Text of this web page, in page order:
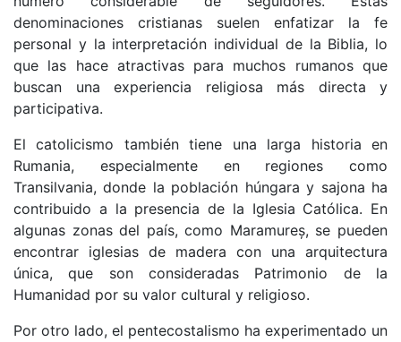
denominaciones cristianas suelen enfatizar la fe
personal y la interpretación individual de la Biblia, lo
que las hace atractivas para muchos rumanos que
buscan una experiencia religiosa más directa y
participativa.
El catolicismo también tiene una larga historia en
Rumania, especialmente en regiones como
Transilvania, donde la población húngara y sajona ha
contribuido a la presencia de la Iglesia Católica. En
algunas zonas del país, como Maramureș, se pueden
encontrar iglesias de madera con una arquitectura
única, que son consideradas Patrimonio de la
Humanidad por su valor cultural y religioso.
Por otro lado, el pentecostalismo ha experimentado un